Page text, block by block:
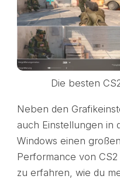
Die besten
Neben den
auch Einstellungen in
Windows einen
Performance von
zu erfahren, wie du